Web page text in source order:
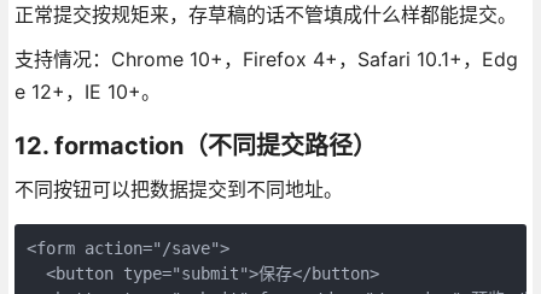
正常提交按规矩来，存草稿的话不管填成什么样都能提交。
支持情况：Chrome 10+，Firefox 4+，Safari 10.1+，Edg
e 12+，IE 10+。
12. formaction（不同提交路径）
不同按钮可以把数据提交到不同地址。
<form action="/save">
  <button type="submit">保存</button>